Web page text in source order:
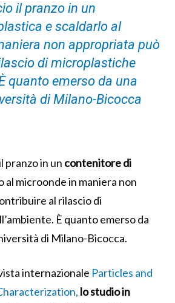
il pranzo in un
e scaldarlo al
non appropriata può
di microplastiche
quanto emerso da una
di Milano-Bicocca
pranzo in un contenitore di
al microonde in maniera non
al rilascio di
È quanto emerso da
di Milano-Bicocca.
internazionale Particles and
lo studioin